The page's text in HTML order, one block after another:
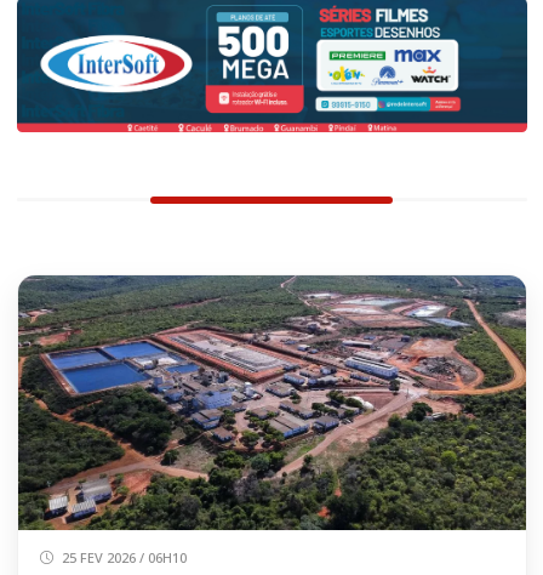
25 FEV 2026 / 06H10